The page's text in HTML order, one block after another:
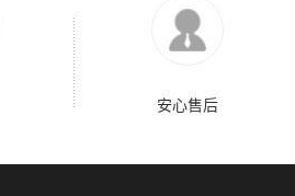
安心售后